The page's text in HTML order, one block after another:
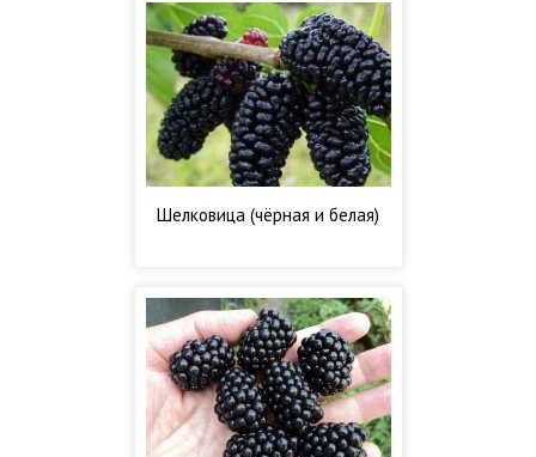
Шелковица (чёрная и белая)